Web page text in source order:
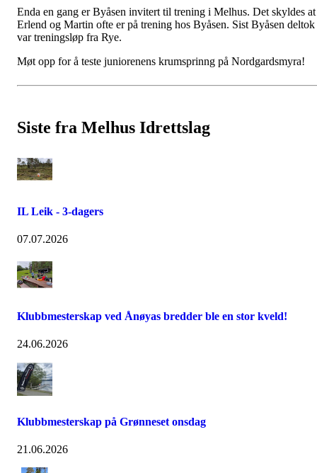
Enda en gang er Byåsen invitert til trening i Melhus. Det skyldes at
Erlend og Martin ofte er på trening hos Byåsen. Sist Byåsen deltok
var treningsløp fra Rye.
Møt opp for å teste juniorenens krumsprinng på Nordgardsmyra!
Siste fra Melhus Idrettslag
IL Leik - 3-dagers
07.07.2026
Klubbmesterskap ved Ånøyas bredder ble en stor kveld!
24.06.2026
Klubbmesterskap på Grønneset onsdag
21.06.2026